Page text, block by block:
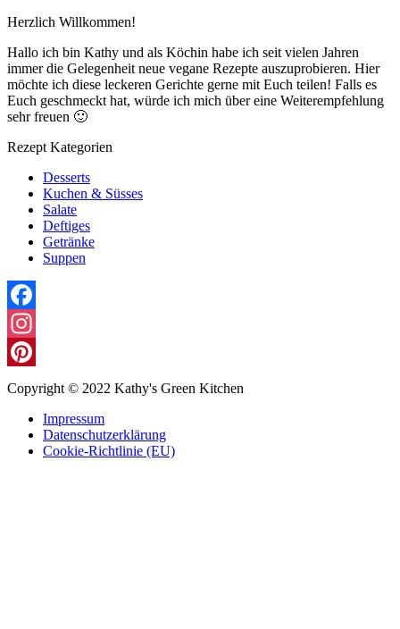
Herzlich Willkommen!
Hallo ich bin Kathy und als Köchin habe ich seit vielen Jahren
immer die Gelegenheit neue vegane Rezepte auszuprobieren. Hier
möchte ich diese leckeren Gerichte gerne mit Euch teilen! Falls es
Euch geschmeckt hat, würde ich mich über eine Weiterempfehlung
sehr freuen 🙂
Rezept Kategorien
Desserts
Kuchen & Süsses
Salate
Deftiges
Getränke
Suppen
Facebook
Instagram
Pinterest
Copyright © 2022 Kathy's Green Kitchen
Impressum
Datenschutzerklärung
Cookie-Richtlinie (EU)